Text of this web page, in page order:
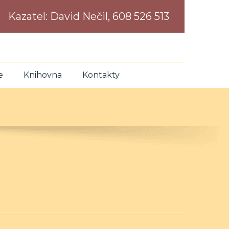
Kazatel: David Nečil, 608 526 513
Knihovna Kontakty